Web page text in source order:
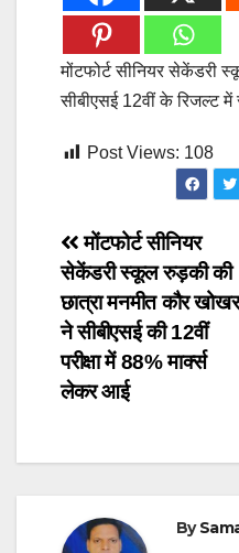
मोंटफोर्ट सीनियर सेकेंडरी
सीबीएसई 12वीं के रिजल्ट में
Post Views: 108
Post
navigation
मोंटफोर्ट सीनियर
सेकेंडरी स्कूल रुड़की की
छात्रा मनमीत कौर खोखर
ने सीबीएसई की 12वीं
परीक्षा में 88% मार्क्स
लेकर आई
By